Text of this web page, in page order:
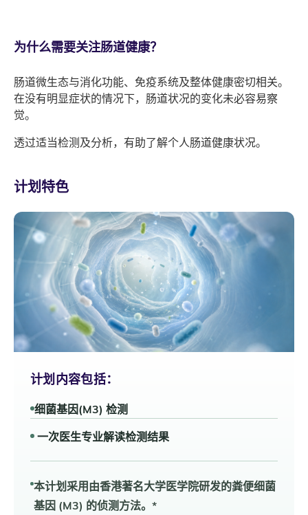
为什么需要关注肠道健康？
肠道微生态与消化功能、免疫系统及整体健康密切相关。
在没有明显症状的情况下，肠道状况的变化未必容易察
觉。
透过适当检测及分析，有助了解个人肠道健康状况。
计划特色
计划内容包括：
细菌基因(M3) 检测
一次医生专业解读检测结果
本计划采用由香港著名大学医学院研发的粪便细菌
基因 (M3) 的侦测方法。*